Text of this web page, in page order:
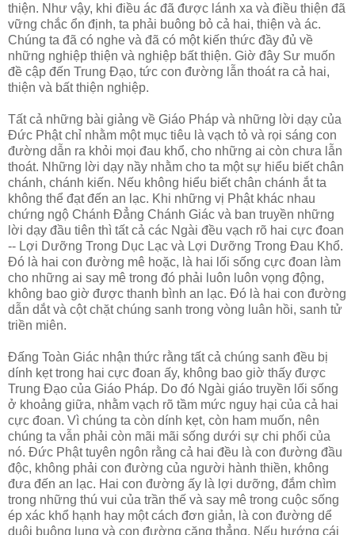
thiện. Như vậy, khi điều ác đã được lánh xa và điều thiện đã
vững chắc ổn định, ta phải buông bỏ cả hai, thiện và ác.
Chúng ta đã có nghe và đã có một kiến thức đầy đủ về
những nghiệp thiện và nghiệp bất thiện. Giờ đây Sư muốn
đề cập đến Trung Đạo, tức con đường lẫn thoát ra cả hai,
thiện và bất thiện nghiệp.
Tất cả những bài giảng về Giáo Pháp và những lời dạy của
Đức Phật chỉ nhằm một mục tiêu là vạch tỏ và rọi sáng con
đường dẫn ra khỏi mọi đau khổ, cho những ai còn chưa lẫn
thoát. Những lời dạy nầy nhằm cho ta một sự hiểu biết chân
chánh, chánh kiến. Nếu không hiểu biết chân chánh ắt ta
không thể đạt đến an lạc. Khi những vị Phật khác nhau
chứng ngộ Chánh Đẳng Chánh Giác và ban truyền những
lời dạy đầu tiên thì tất cả các Ngài đều vạch rõ hai cực đoan
-- Lợi Dưỡng Trong Dục Lạc và Lợi Dưỡng Trong Đau Khổ.
Đó là hai con đường mê hoặc, là hai lối sống cực đoan làm
cho những ai say mê trong đó phải luôn luôn vọng động,
không bao giờ được thanh bình an lạc. Đó là hai con đường
dẫn dắt và cột chặt chúng sanh trong vòng luân hồi, sanh tử
triền miên.
Đấng Toàn Giác nhận thức rằng tất cả chúng sanh đều bị
dính kẹt trong hai cực đoan ấy, không bao giờ thấy được
Trung Đạo của Giáo Pháp. Do đó Ngài giáo truyền lối sống
ở khoảng giữa, nhằm vạch rõ tầm mức nguy hại của cả hai
cực đoan. Vì chúng ta còn dính kẹt, còn ham muốn, nên
chúng ta vẫn phải còn mãi mãi sống dưới sự chi phối của
nó. Đức Phật tuyên ngôn rằng cả hai đều là con đường đầu
độc, không phải con đường của người hành thiền, không
đưa đến an lạc. Hai con đường ấy là lợi dưỡng, đắm chìm
trong những thú vui của trần thế và say mê trong cuộc sống
ép xác khổ hạnh hay một cách đơn giản, là con đường dể
duôi buông lung và con đường căng thẳng. Nếu hướng cái